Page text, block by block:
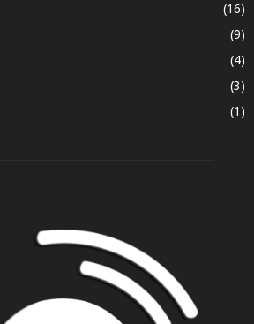
(16)
(9)
(4)
(3)
(1)